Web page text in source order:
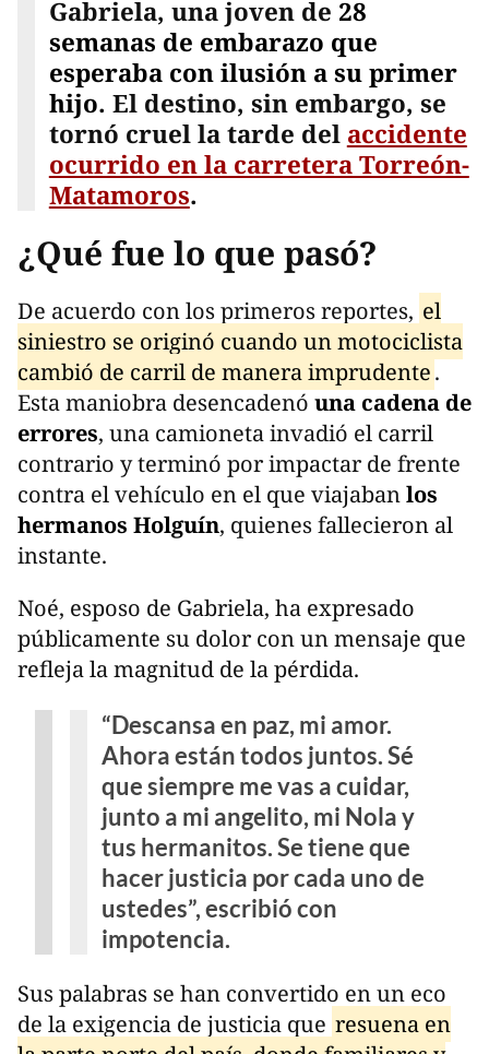
Gabriela, una joven de 28
semanas de embarazo que
esperaba con ilusión a su primer
hijo. El destino, sin embargo, se
tornó cruel la tarde del accidente
ocurrido en la carretera Torreón-
Matamoros.
¿Qué fue lo que pasó?
De acuerdo con los primeros reportes, el
siniestro se originó cuando un motociclista
cambió de carril de manera imprudente.
Esta maniobra desencadenó una cadena de
errores, una camioneta invadió el carril
contrario y terminó por impactar de frente
contra el vehículo en el que viajabanlos
hermanos Holguín, quienes fallecieron al
instante.
Noé, esposo de Gabriela, ha expresado
públicamente su dolor con un mensaje que
refleja la magnitud de la pérdida.
“Descansa en paz, mi amor.
Ahora están todos juntos. Sé
que siempre me vas a cuidar,
junto a mi angelito, mi Nola y
tus hermanitos. Se tiene que
hacer justicia por cada uno de
ustedes”, escribió con
impotencia.
Sus palabras se han convertido en un eco
de la exigencia de justicia que resuena en